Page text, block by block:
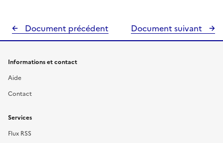
Document précédent Document suivant
Informations et contact
Aide
Contact
Services
Flux RSS